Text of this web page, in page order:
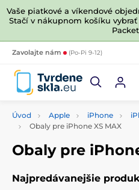
Vaše piatkové a víkendové
Stačí v nákupnom košíku
Zavolajte nám (Po-Pi 9-12)
Úvod Apple iPhone
Obaly pre iPhone XS MAX
Obaly pre
Najpredávanejšie